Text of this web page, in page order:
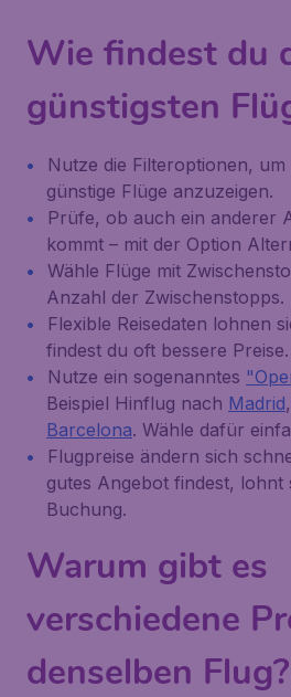
Wie findest du
günstigsten
Nutze die Filteroptionen, um
günstige Flüge anzuzeigen.
Prüfe, ob auch ein anderer
kommt – mit der Option
Wähle Flüge mit
Anzahl der Zwischenstopps.
Flexible Reisedaten lohnen
findest du oft bessere Preise.
Nutze ein sogenanntes
Beispiel Hinflug nach Madrid
Barcelona. Wähle dafür
Flugpreise ändern sich
gutes Angebot findest, lohnt
Buchung.
Warum gibt es
verschiedene
denselben Flug?